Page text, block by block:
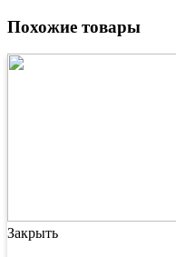
Похожие товары
Закрыть